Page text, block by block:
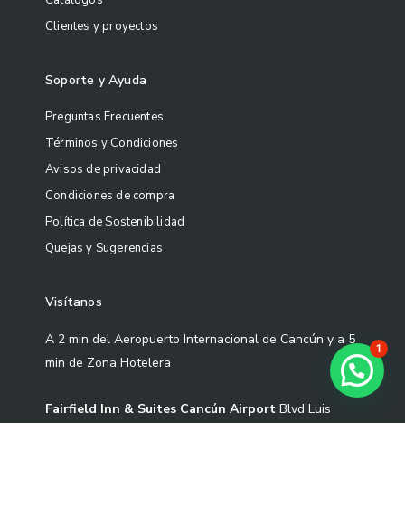
Clientes y proyectos
Soporte y Ayuda
Preguntas Frecuentes
Términos y Condiciones
Avisos de privacidad
Condiciones de compra
Política de Sostenibilidad
Quejas y Sugerencias
Visítanos
A 2 min del Aeropuerto Internacional de Cancún y a 5
min de Zona Hotelera
Fairfield Inn & Suites Cancún Airport Blvd Luis
1